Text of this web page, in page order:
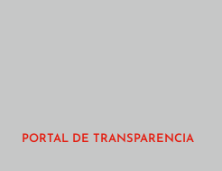
PORTAL DE TRANSPARENCIA